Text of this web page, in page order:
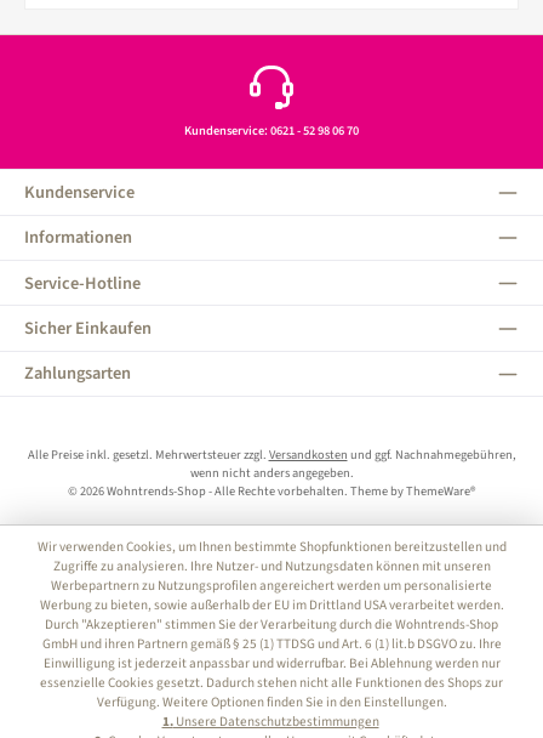
Kundenservice: 0621 - 52 98 06 70
Kundenservice
Informationen
Service-Hotline
Sicher Einkaufen
Zahlungsarten
Alle Preise inkl. gesetzl. Mehrwertsteuer zzgl. Versandkosten und ggf. Nachnahmegebühren,
wenn nicht anders angegeben.
© 2026 Wohntrends-Shop - Alle Rechte vorbehalten. Theme byThemeWare®
Wir verwenden Cookies, um Ihnen bestimmte Shopfunktionen bereitzustellen und
Zugriffe zu analysieren. Ihre Nutzer- und Nutzungsdaten können mit unseren
Werbepartnern zu Nutzungsprofilen angereichert werden um personalisierte
Werbung zu bieten, sowie außerhalb der EU im Drittland USA verarbeitet werden.
Durch "Akzeptieren" stimmen Sie der Verarbeitung durch die Wohntrends-Shop
GmbH und ihren Partnern gemäß § 25 (1) TTDSG und Art. 6 (1) lit.b DSGVO zu. Ihre
Einwilligung ist jederzeit anpassbar und widerrufbar. Bei Ablehnung werden nur
essenzielle Cookies gesetzt. Dadurch stehen nicht alle Funktionen des Shops zur
Verfügung. Weitere Optionen finden Sie in den Einstellungen.
1.Unsere Datenschutzbestimmungen